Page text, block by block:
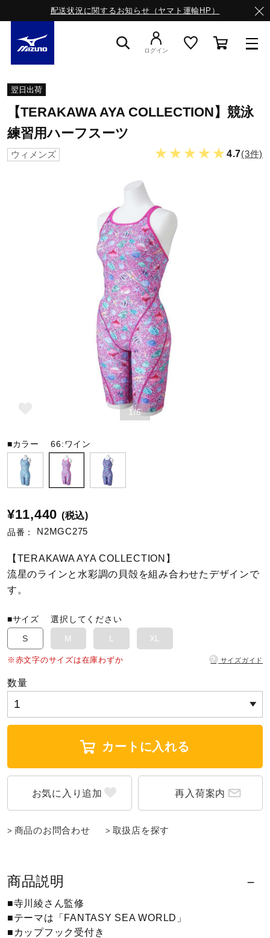
配送状況に関するお知らせ（ヤマト運輸HP）
ライフスタイルウエア
サッカー／フットサル
トレーニング
バレーボール
テニス／ソフトテニス
バドミントン
陸上競技
卓球
ソフトボール
ウィンタースポーツ
ワーキング
ウォーキングシューズ
ライフスタイルグッズ
インナー
ログイン
翌日出荷
【TERAKAWA AYA COLLECTION】競泳
練習用ハーフスーツ
ウィメンズ ★★★★★ 4.7(3件)
1/6
■カラー66:ワイン
¥11,440 (税込)
品番： N2MGC275
【TERAKAWA AYA COLLECTION】
流星のラインと水彩調の貝殻を組み合わせたデザインで
す。
■サイズ選択してください
S
M L XL
※赤文字のサイズは在庫わずか ? サイズガイド
数量
カートに入れる
再入荷案内
商品のお問合わせ 取扱店を探す
商品説明
■寺川綾さん監修
■テーマは「FANTASY SEA WORLD」
■カップフック受付き